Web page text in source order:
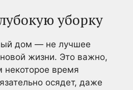
уборку
дом — не лучшее
жизни. Это важно,
некоторое время
осядет, даже